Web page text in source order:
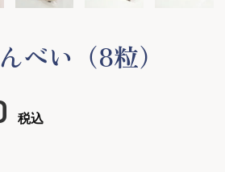
べい（8粒）
税込